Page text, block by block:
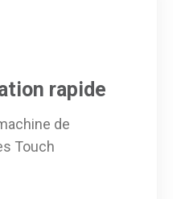
rapide
de
Touch